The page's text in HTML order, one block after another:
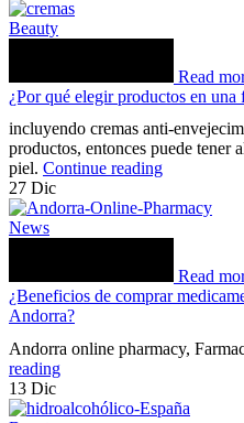
Beauty
Read
¿Por qué elegir productos en
incluyendo cremas anti-
productos, entonces puede tener
piel. Continue reading
27 Dic
News
Read
¿Beneficios de comprar
Andorra?
Andorra online pharmacy,
reading
13 Dic